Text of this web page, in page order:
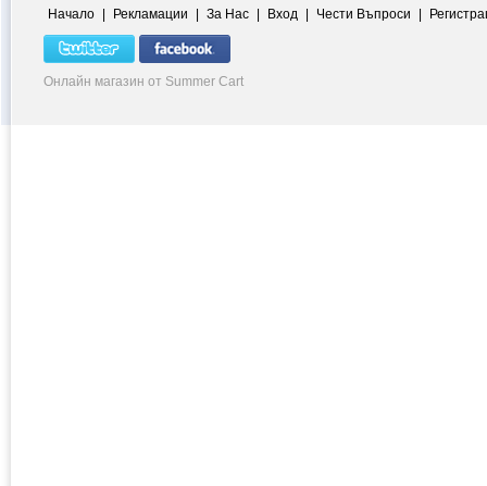
Начало | Рекламации | За Нас | Вход | Чести Въпроси |
Онлайн магазин от Summer Cart